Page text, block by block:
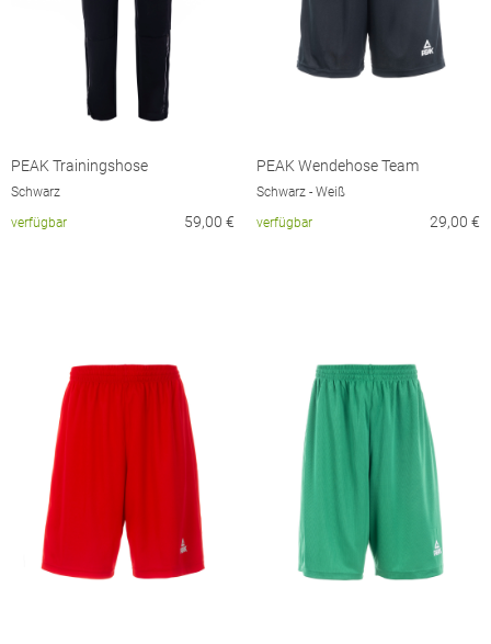
PEAK Trainingshose
Schwarz
verfügbar
59,00 €
PEAK Wendehose Team
Schwarz - Weiß
verfügbar
29,00 €